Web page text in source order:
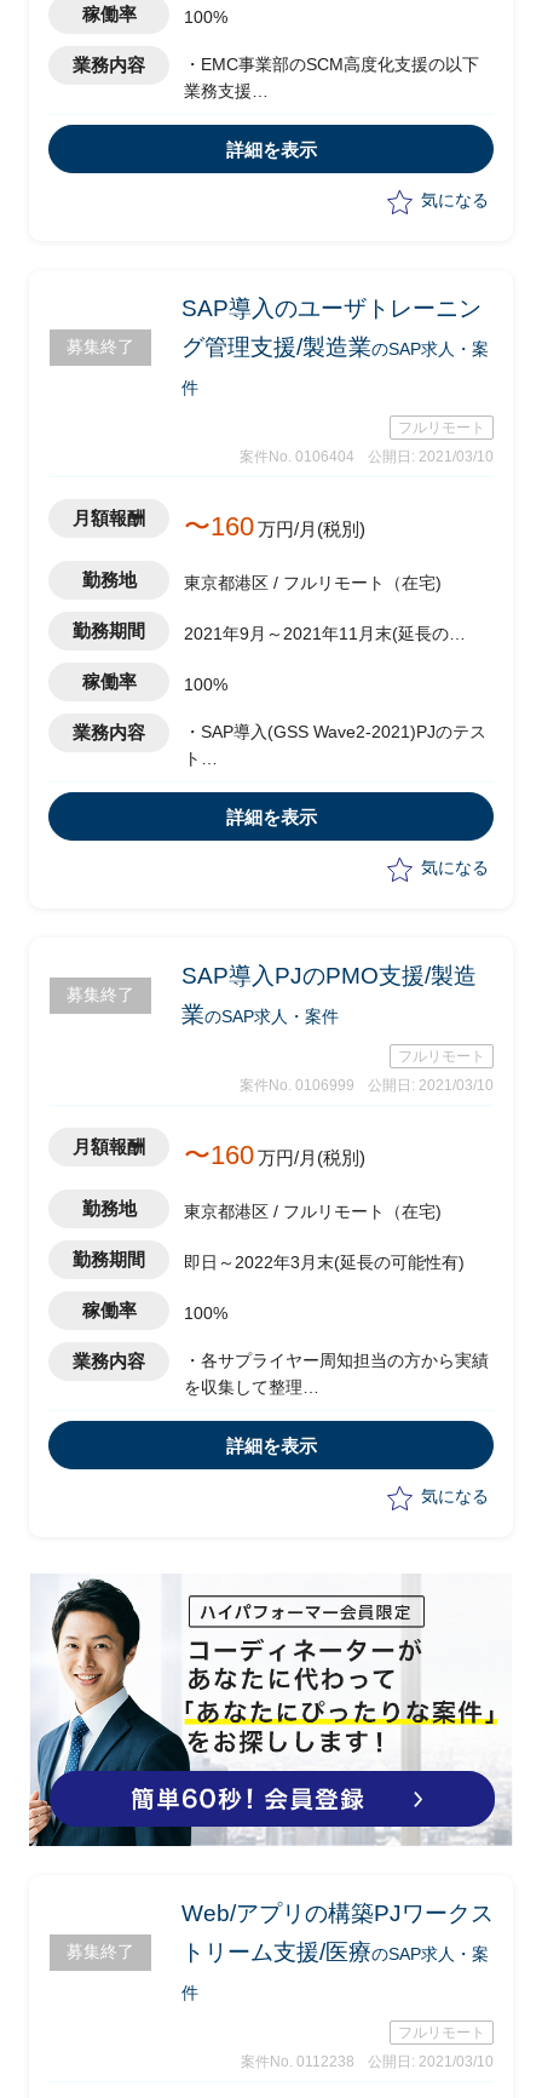
稼働率 100%
業務内容
・EMC事業部のSCM高度化支援の以下
業務支援
・在庫適正化支援
・SAP導入アドバイス
詳細を表示
気になる
募集終了
SAP導入のユーザトレーニン
グ管理支援/製造業のSAP求人・案
件
フルリモート
案件No. 0106404
公開日: 2021/03/10
月額報酬 〜160万円/月(税別)
勤務地 東京都港区 / フルリモート（在宅)
勤務期間
2021年9月～2021年11月末(延長の可
稼働率 100%
業務内容
・SAP導入(GSS Wave2-2021)PJのテス
ト
・エンドユーザトレーニングや業務リハ
におけるシステム準備事項の洗い出し
詳細を表示
気になる
募集終了
SAP導入PJのPMO支援/製造
業のSAP求人・案件
フルリモート
案件No. 0106999
公開日: 2021/03/10
月額報酬 〜160万円/月(税別)
勤務地 東京都港区 / フルリモート（在宅)
勤務期間 即日～2022年3月末(延長の可能性有)
稼働率 100%
業務内容
・各サプライヤー周知担当の方から実績
を収集して整理
・課題について収集して整理実務
・周知関連資料の作成実務
・ステークホルダーからの問い合わせ対
詳細を表示
気になる
募集終了
Web/アプリの構築PJワークス
トリーム支援/医療のSAP求人・案
件
フルリモート
案件No. 0112238
公開日: 2021/03/10